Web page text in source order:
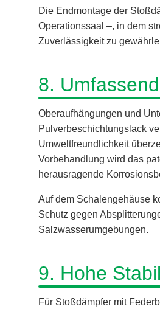
Die Endmontage der
Operationssaal –, in dem
Zuverlässigkeit zu
8.
Oberaufhängungen und
Pulverbeschichtungslack
Umweltfreundlichkeit
Vorbehandlung wird das
herausragende
Auf dem Schalengehäuse
Schutz gegen
Salzwasserumgebungen.
9. Hohe
Für Stoßdämpfer mit